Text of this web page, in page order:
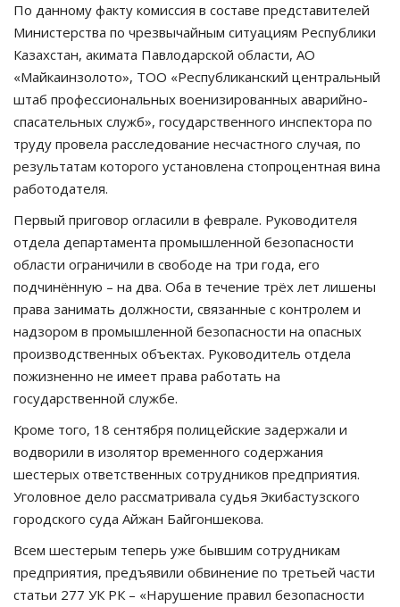
По данному факту комиссия в составе представителей
Министерства по чрезвычайным ситуациям Республики
Казахстан, акимата Павлодарской области, АО
«Майкаинзолото», ТОО «Республиканский центральный
штаб профессиональных военизированных аварийно-
спасательных служб», государственного инспектора по
труду провела расследование несчастного случая, по
результатам которого установлена стопроцентная вина
работодателя.
Первый приговор огласили в феврале. Руководителя
отдела департамента промышленной безопасности
области ограничили в свободе на три года, его
подчинённую – на два. Оба в течение трёх лет лишены
права занимать должности, связанные с контролем и
надзором в промышленной безопасности на опасных
производственных объектах. Руководитель отдела
пожизненно не имеет права работать на
государственной службе.
Кроме того, 18 сентября полицейские задержали и
водворили в изолятор временного содержания
шестерых ответственных сотрудников предприятия.
Уголовное дело рассматривала судья Экибастузского
городского суда Айжан Байгоншекова.
Всем шестерым теперь уже бывшим сотрудникам
предприятия, предъявили обвинение по третьей части
статьи 277 УК РК – «Нарушение правил безопасности